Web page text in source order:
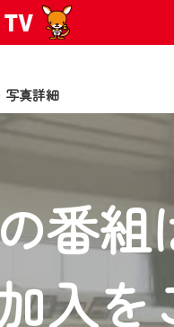
真詳細
番組
入を
09/02
配信サービス『
更点】
ザイン変更により、
社アプリやＰＣブラ